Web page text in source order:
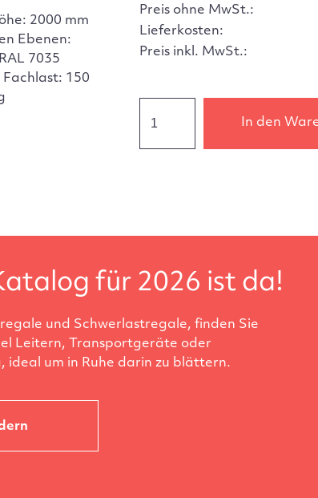
2000 mm
Ebenen:
7035
150
Preis ohne MwSt.:
Lieferkosten:
Preis inkl. MwSt.:
In den
für 2026 ist da!
und Schwerlastregale, finden Sie
Leitern, Transportgeräte oder
ideal um in Ruhe darin zu blättern.